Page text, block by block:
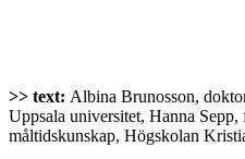
>> text: Albina Brunosson,
Uppsala universitet, Hanna
måltidskunskap, Högskolan